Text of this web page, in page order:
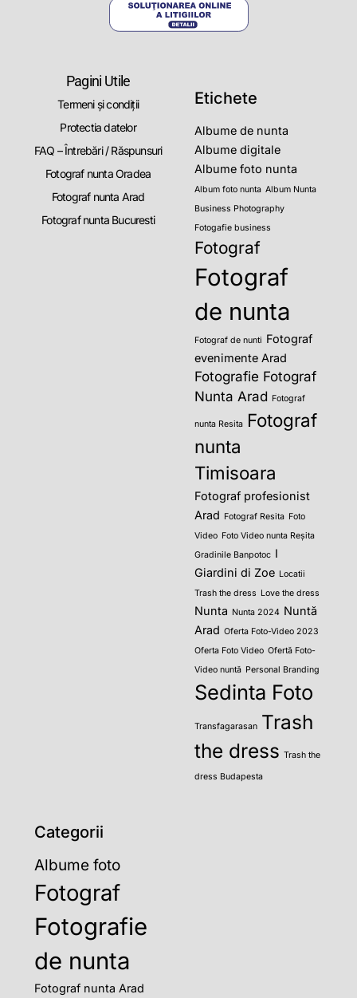
Pagini Utile
Termeni și condiții
Protectia datelor
FAQ – Întrebări / Răspunsuri
Fotograf nunta Oradea
Fotograf nunta Arad
Fotograf nunta Bucuresti
Etichete
Albume de nunta
Albume digitale
Albume foto nunta
Album foto nunta Album Nunta
Business Photography
Fotogafie business
Fotograf
Fotograf
de nunta
Fotograf de nunti Fotograf
evenimente Arad
Fotografie Fotograf
Nunta Arad Fotograf
nunta Resita Fotograf
nunta
Timisoara
Fotograf profesionist
Arad Fotograf Resita Foto
Video Foto Video nunta Reșita
Gradinile Banpotoc I
Giardini di Zoe Locatii
Trash the dress Love the dress
Nunta Nunta 2024 Nuntă
Arad Oferta Foto-Video 2023
Oferta Foto Video Ofertă Foto-
Video nuntă Personal Branding
Sedinta Foto
Transfagarasan Trash
the dress Trash the
dress Budapesta
Categorii
Albume foto
Fotograf
Fotografie
de nunta
Fotograf nunta Arad